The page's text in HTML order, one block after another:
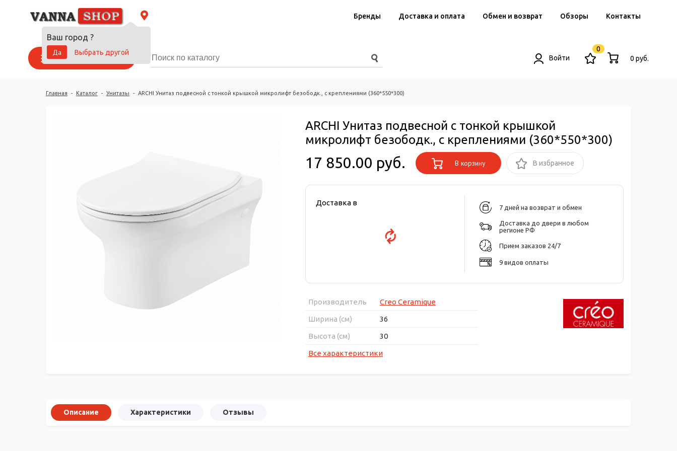
Ваш город ?
Да
Выбрать другой
Бренды Доставка и оплата Обмен и возврат Обзоры Контакты
Каталог товаров Войти
0
0 руб.
Главная - Каталог - Унитазы - ARCHI Унитаз подвесной с тонкой крышкой микролифт безободк., с креплениями (360*550*300)
ARCHI Унитаз подвесной с тонкой крышкой
микролифт безободк., с креплениями (360*550*300)
17 850.00 руб. В корзину В избранное
Доставка в
7 дней на возврат и обмен
Доставка до двери в любом
регионе РФ
Прием заказов 24/7
9 видов оплаты
Производитель
Creo Ceramique
Ширина (см)
36
Высота (см)
30
Все характеристики
Описание Характеристики Отзывы